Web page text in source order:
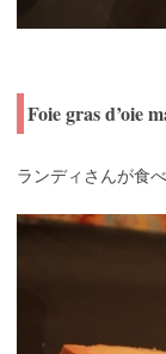
Foie gras d’oie
ランディさんが食